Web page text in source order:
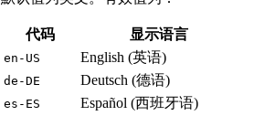
代码 显示语言
en-US English (英语)
de-DE Deutsch (德语)
es-ES Español (西班牙语)